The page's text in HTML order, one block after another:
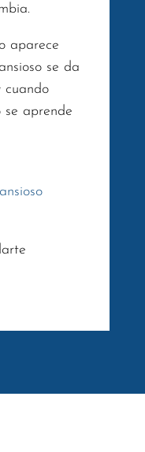
aparece
se da
cuando
aprende